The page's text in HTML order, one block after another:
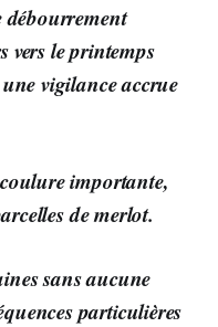
débourrement
vers le printemps
vigilance accrue
importante,
de merlot.
sans aucune
particulières